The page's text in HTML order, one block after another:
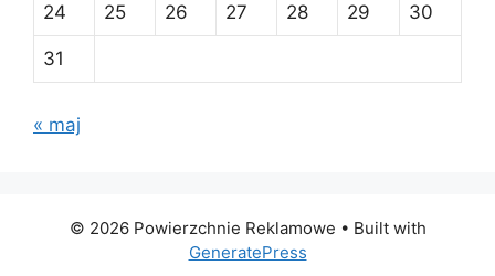
24 25 26 27 28 29 30
31
« maj
© 2026 Powierzchnie Reklamowe • Built with
GeneratePress